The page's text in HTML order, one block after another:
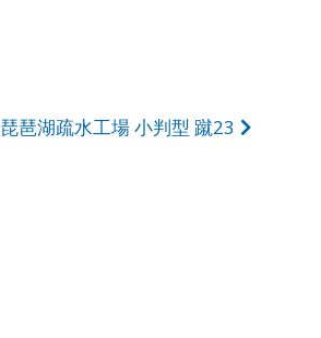
琵琶湖疏水工場 小判型 蹴23